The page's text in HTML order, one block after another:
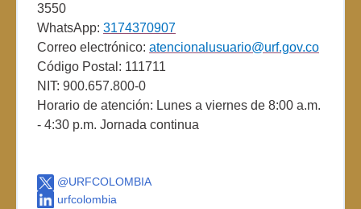
3550
WhatsApp: 3174370907
Correo electrónico: atencionalusuario@urf.gov.co
Código Postal: 111711
NIT: 900.657.800-0
Horario de atención: Lunes a viernes de 8:00 a.m.
- 4:30 p.m. Jornada continua
@URFCOLOMBIA
urfcolombia